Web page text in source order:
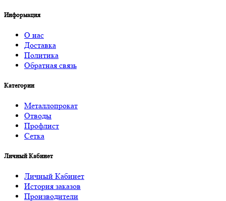
Информация
О нас
Доставка
Политика
Обратная связь
Категории
Металлопрокат
Отводы
Профлист
Сетка
Личный Кабинет
Личный Кабинет
История заказов
Производители